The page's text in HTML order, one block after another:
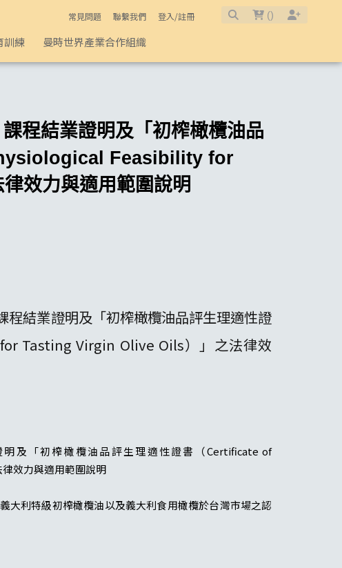
Tasting Virgin Olive Oils）」之法律效力與適用範圍說明 | 曼時特
常見問題 聯繫我們 登入/註冊 ()
訓練 曼時世界產業合作組織
程結業證明及「初榨橄欖油品
Feasibility for
效力與適用範圍說明
結業證明及「初榨橄欖油品評生理適性證
Tasting Virgin Olive Oils）」之法律效
及「初榨橄欖油品評生理適性證書（Certificate of
效力與適用範圍說明
大利特級初榨橄欖油以及義大利食用橄欖於台灣市場之認